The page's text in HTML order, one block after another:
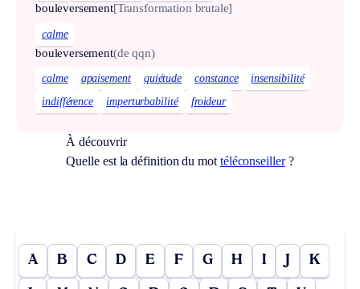
bouleversement[Transformation brutale]
calme
bouleversement(de qqn)
calme apaisement quiétude constance
insensibilité
indifférence
imperturbabilité froideur
À découvrir
Quelle est la définition du mot téléconseiller?
A B C D E F G H I J K